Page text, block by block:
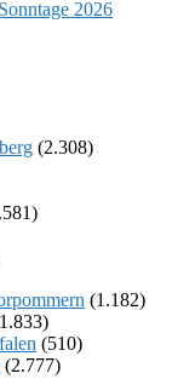
2026
(2.308)
(1.182)
(510)
(2.777)